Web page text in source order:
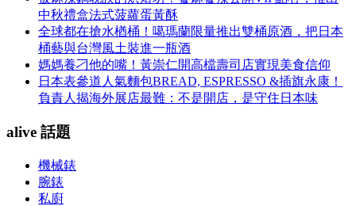
中秋禮盒法式菠蘿蛋黃酥
全球都在搶水楢桶！噶瑪蘭限量推出雙桶原酒，把日本
桶藝與台灣風土裝進一瓶酒
媽媽養刁他的嘴！黃崇仁開高檔壽司店實現美食信仰
日本表參道人氣麵包BREAD, ESPRESSO &插旗永康！
負責人揭海外展店最難：不是開店，是守住日本味
alive 話題
機械錶
腕錶
私廚